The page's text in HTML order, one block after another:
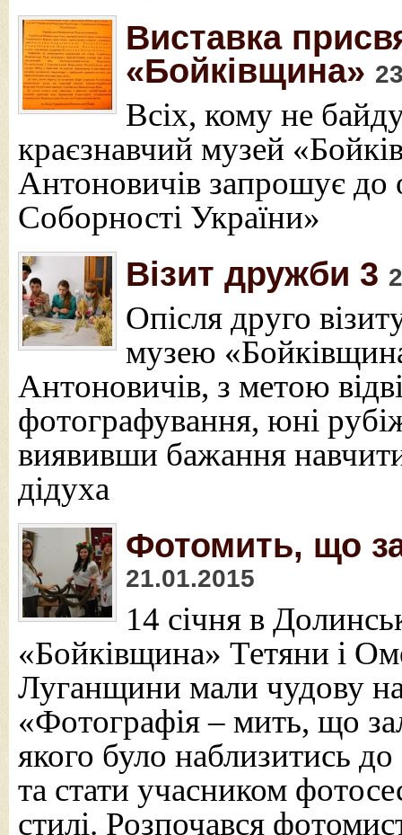
Виставка
«Бойківщина»
Всіх, кому не
краєзнавчий музей
Антоновичів запрошує до
Соборності України»
Візит дружби 3
Опісля друго
музею
Антоновичів, з метою
фотографування, юні
виявивши бажання
дідуха
Фотомить, що
21.01.2015
14 січня в
«Бойківщина» Тетяни і
Луганщини мали чудову
«Фотографія – мить, що
якого було наблизитись
та стати учасником
стилі. Розпочався